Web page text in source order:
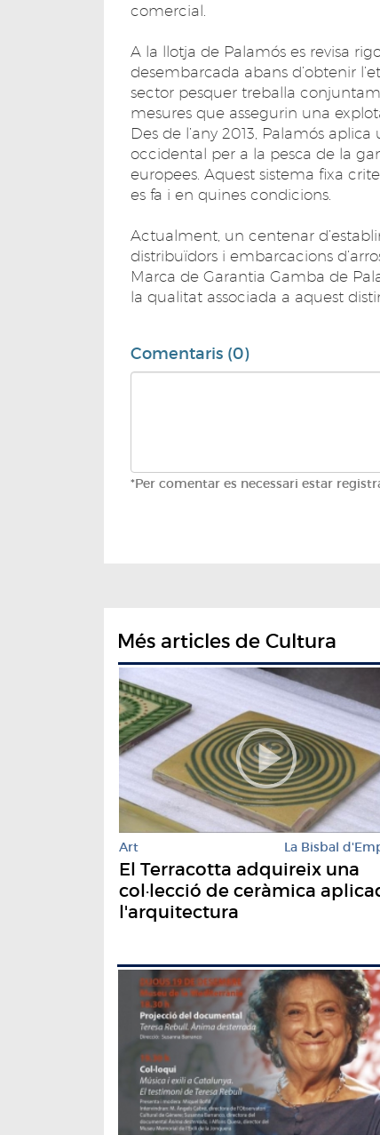
comercial.
A la llotja de Palamós es revisa
desembarcada abans d’obtenir
sector pesquer treballa
mesures que assegurin una
Des de l’any 2013, Palamós
occidental per a la pesca de la
europees. Aquest sistema fixa
es fa i en quines condicions.
Actualment, un centenar
distribuïdors i embarcacions
Marca de Garantia Gamba de
la qualitat associada a aquest
Comentaris (0)
*Per comentar es necessari estar
Més articles de Cultura
Art La Bisbal
El Terracotta adquireix una
col·lecció de ceràmica
l'arquitectura